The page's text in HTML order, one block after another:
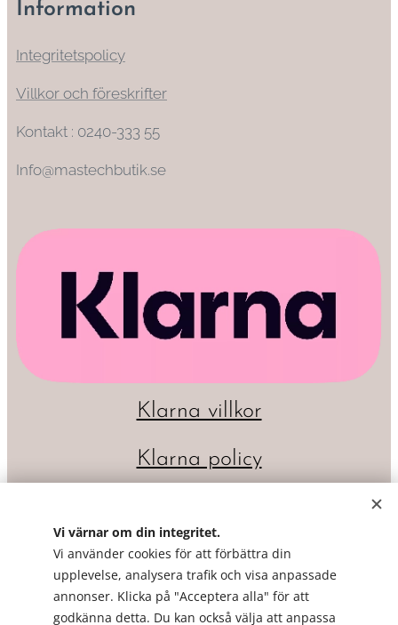
Information
Integritetspolicy
Villkor och föreskrifter
Kontakt : 0240-333 55
Info@mastechbutik.se
Klarna villkor
Klarna policy
Vi värnar om din integritet.
Vi använder cookies för att förbättra din
upplevelse, analysera trafik och visa anpassade
annonser. Klicka på "Acceptera alla" för att
godkänna detta. Du kan också välja att anpassa